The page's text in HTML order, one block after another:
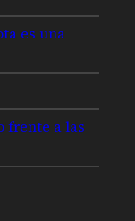
es una
frente a las